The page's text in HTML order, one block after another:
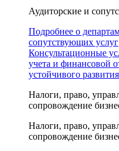
Аудиторские и
Подробнее о
сопутствующих услуг
Консультационные
учета и финансовой
устойчивого развития
Налоги, право,
сопровождение
Налоги, право,
сопровождение